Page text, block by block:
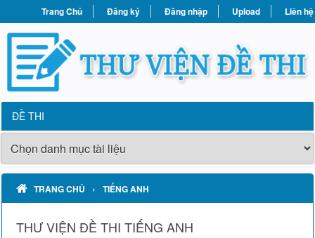
Trang Chủ Đăng ký Đăng nhập Upload Liên hệ
ĐỀ THI
TRANG CHỦ › TIẾNG ANH
THƯ VIỆN ĐỀ THI TIẾNG ANH